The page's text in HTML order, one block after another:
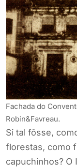
Fachada do
Robin&Favreau.
Si tal fôsse,
florestas, como
capuchinhos? O